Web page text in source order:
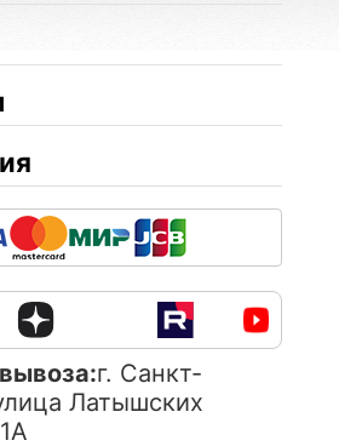
г. Санкт-
Латышских